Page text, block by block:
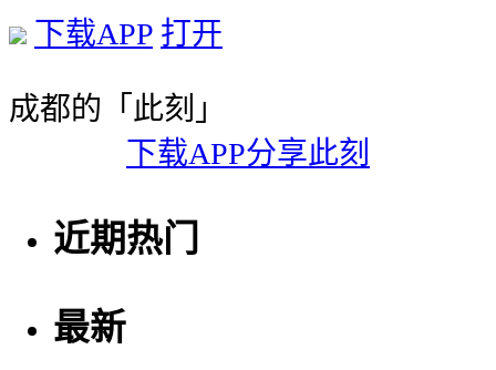
下载APP 打开
成都的「此刻」
下载APP分享此刻
近期热门
最新